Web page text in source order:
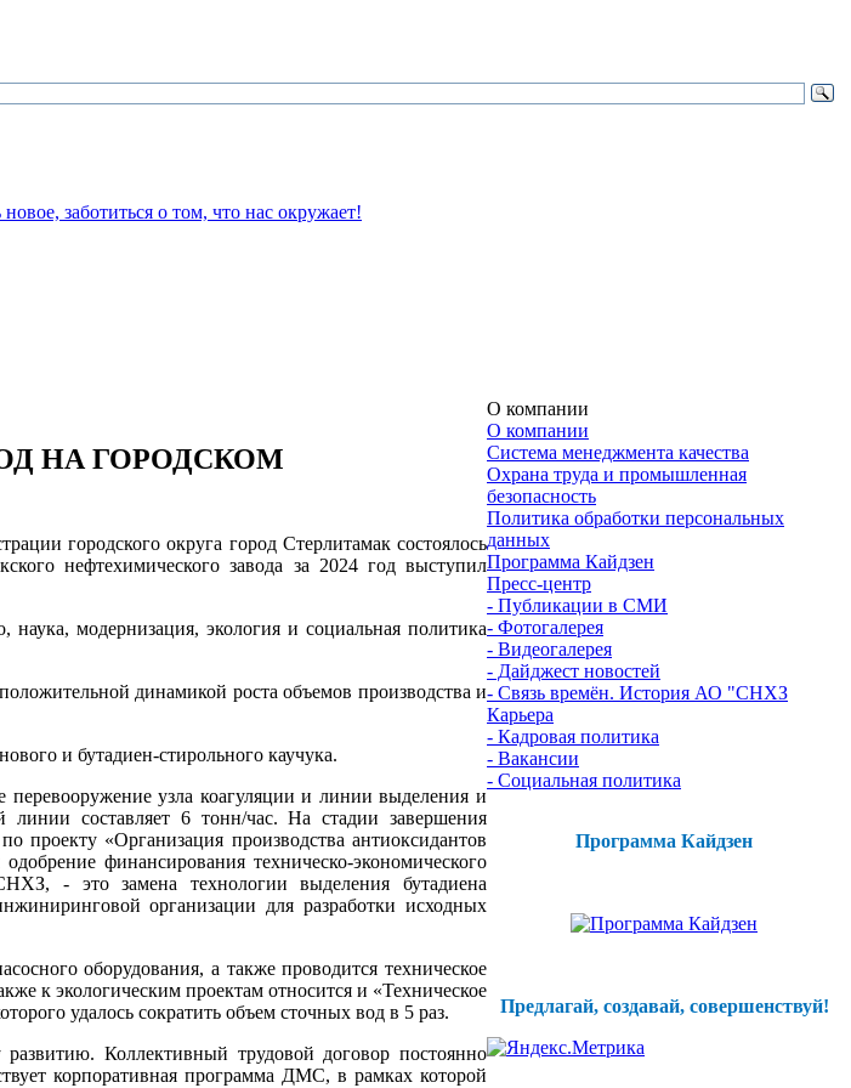
НА ГОРОДСКОМ
городского округа город Стерлитамак состоялось
нефтехимического завода за 2024 год выступил
модернизация, экология и социальная политика
динамикой роста объемов производства и
и бутадиен-стирольного каучука.
узла коагуляции и линии выделения и
линии составляет 6 тонн/час. На стадии завершения
проекту «Организация производства антиоксидантов
финансирования техническо-экономического
- это замена технологии выделения бутадиена
организации для разработки исходных
оборудования, а также проводится техническое
к экологическим проектам относится и «Техническое
удалось сократить объем сточных вод в 5 раз.
Коллективный трудовой договор постоянно
корпоративная программа ДМС, в рамках которой
О компании
О компании
Система менеджмента качества
Охрана труда и промышленная
безопасность
Политика обработки персональных
данных
Программа Кайдзен
Пресс-центр
- Публикации в СМИ
- Фотогалерея
- Видеогалерея
- Дайджест новостей
- Связь времён. История АО "СНХЗ
Карьера
- Кадровая политика
- Вакансии
- Социальная политика
Программа Кайдзен
Предлагай, создавай, совершенствуй!